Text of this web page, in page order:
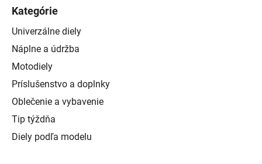
Kategórie
Univerzálne diely
Náplne a údržba
Motodiely
Príslušenstvo a doplnky
Oblečenie a vybavenie
Tip týždňa
Diely podľa modelu